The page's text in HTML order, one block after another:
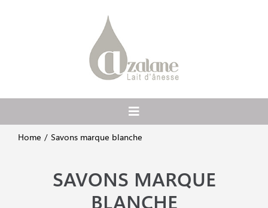
Toggle
Navigation
Accueil
A propos
Home Savons marque blanche
SAVONS MARQUE
BLANCHE